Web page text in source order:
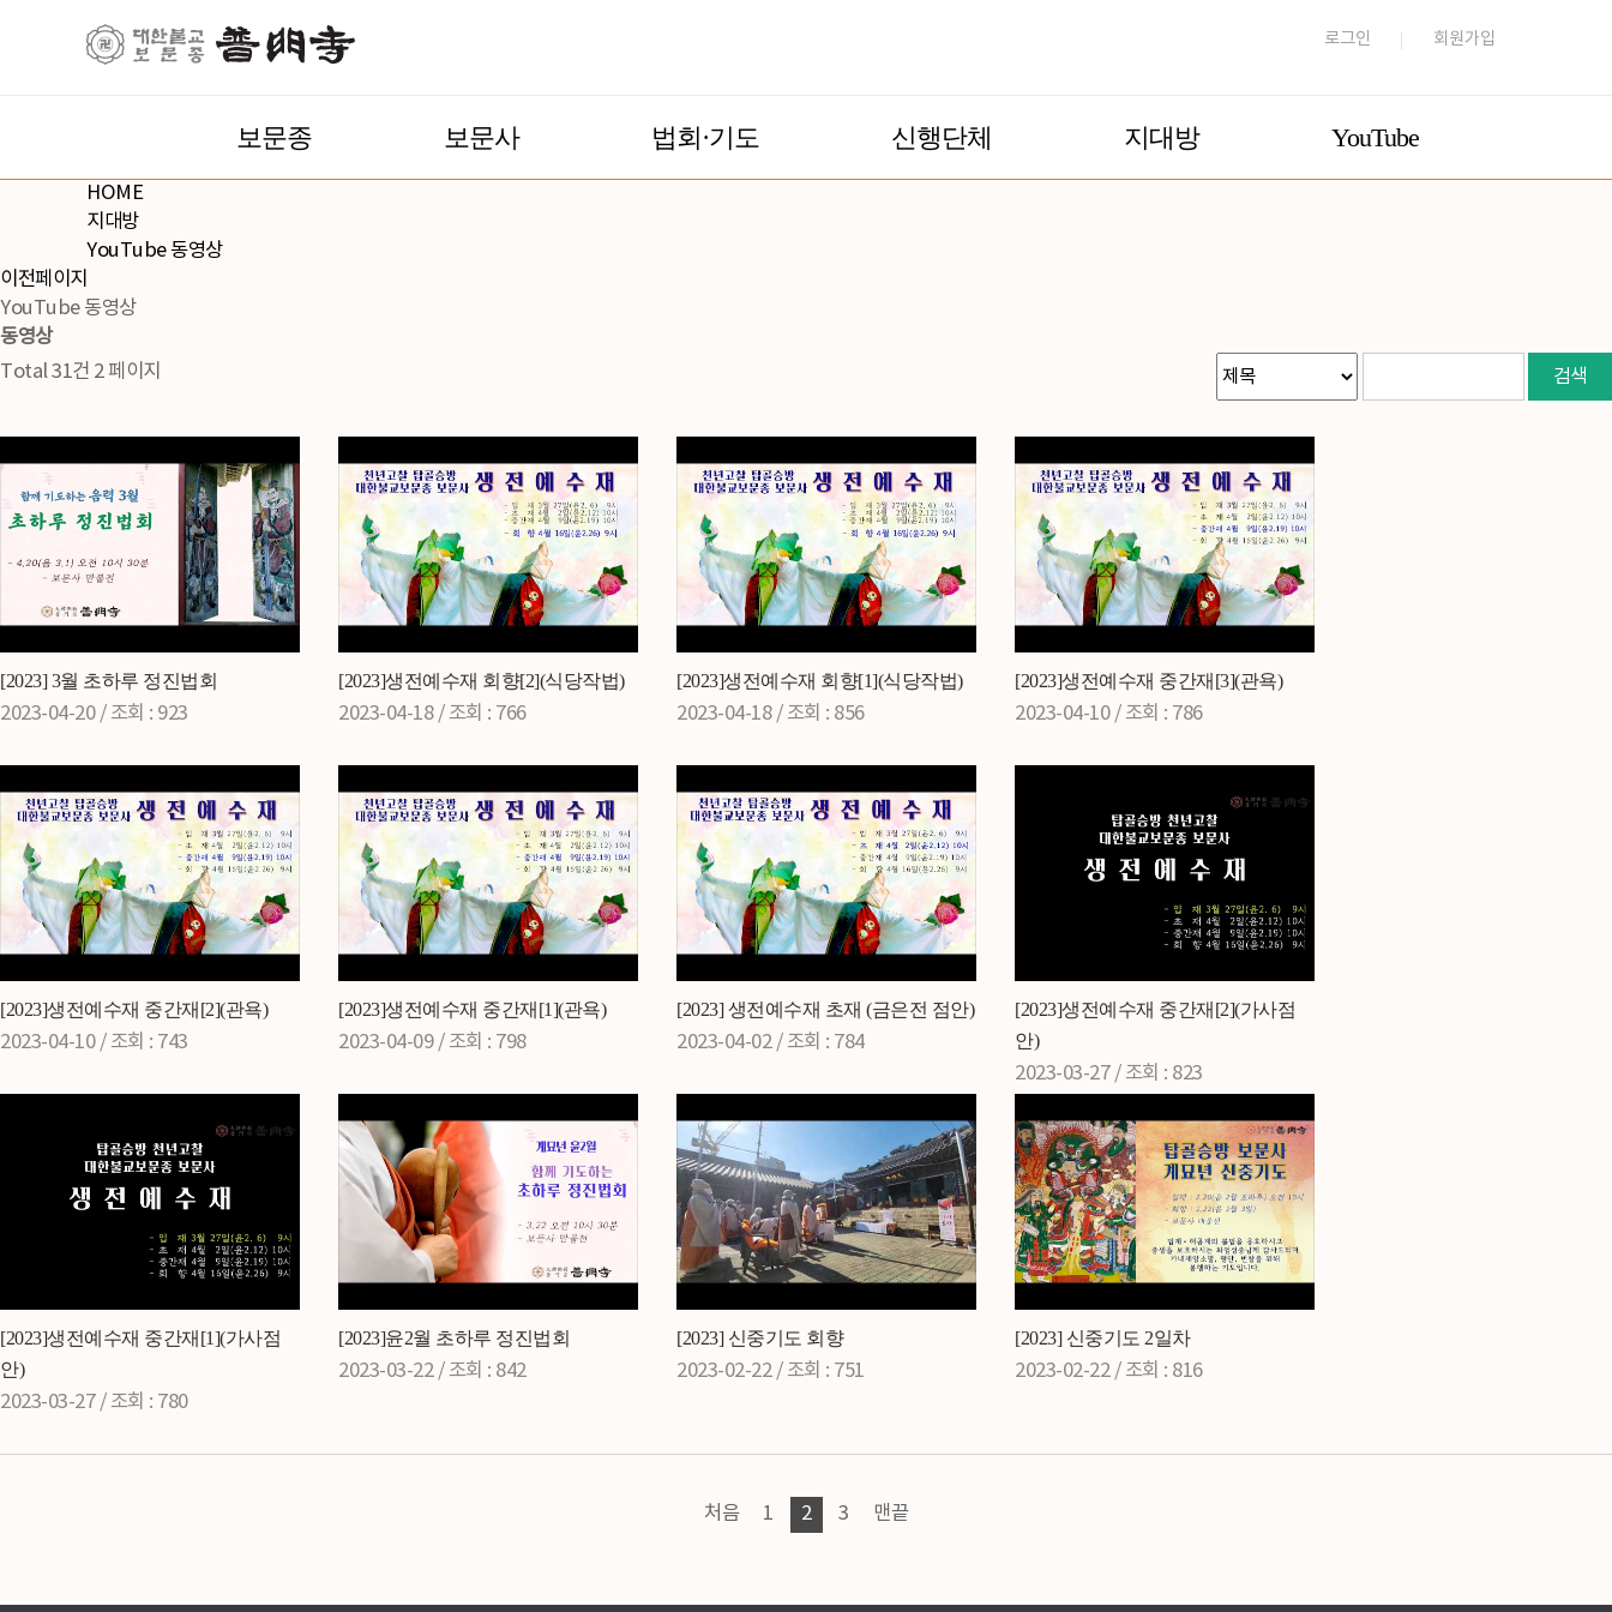
로그인 회원가입
보문종 보문사 법회·기도 신행단체 지대방 YouTube
HOME
지대방
YouTube 동영상
이전페이지
YouTube 동영상
동영상
Total 31건 2 페이지
[2023] 3월 초하루 정진법회
2023-04-20 / 조회 : 923
[2023]생전예수재 회향[2](식당작법)
2023-04-18 / 조회 : 766
[2023]생전예수재 회향[1](식당작법)
2023-04-18 / 조회 : 856
[2023]생전예수재 중간재[3](관욕)
2023-04-10 / 조회 : 786
[2023]생전예수재 중간재[2](관욕)
2023-04-10 / 조회 : 743
[2023]생전예수재 중간재[1](관욕)
2023-04-09 / 조회 : 798
[2023] 생전예수재 초재 (금은전 점안)
2023-04-02 / 조회 : 784
[2023]생전예수재 중간재[2](가사점
안)
2023-03-27 / 조회 : 823
[2023]생전예수재 중간재[1](가사점
안)
2023-03-27 / 조회 : 780
[2023]윤2월 초하루 정진법회
2023-03-22 / 조회 : 842
[2023] 신중기도 회향
2023-02-22 / 조회 : 751
[2023] 신중기도 2일차
2023-02-22 / 조회 : 816
처음 1 2 3 맨끝